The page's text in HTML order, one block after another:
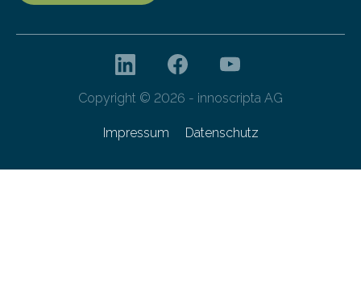
Copyright © 2026 - innoscripta AG
Impressum Datenschutz